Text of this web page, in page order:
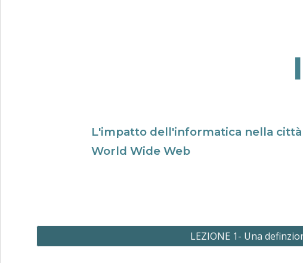
L'impatto dell'informatica nella
World Wide Web
LEZIONE 1- Una